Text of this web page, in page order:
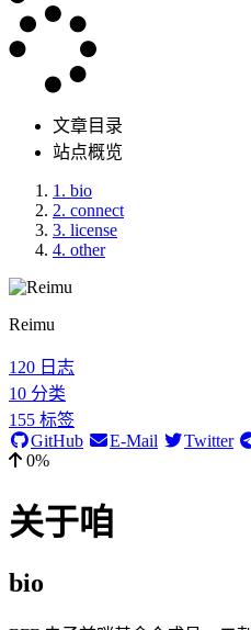
文章目录
站点概览
1. bio
2. connect
3. license
4. other
Reimu
120 日志
10 分类
155 标签
GitHub
E-Mail Twitter
0%
关于咱
bio